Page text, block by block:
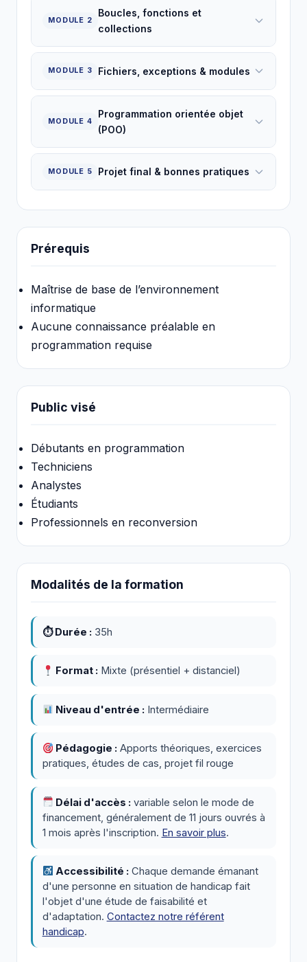
MODULE 2
Boucles, fonctions et
collections
MODULE 3 Fichiers, exceptions & modules
MODULE 4
Programmation orientée objet
(POO)
MODULE 5 Projet final & bonnes pratiques
Prérequis
Maîtrise de base de l’environnement
informatique
Aucune connaissance préalable en
programmation requise
Public visé
Débutants en programmation
Techniciens
Analystes
Étudiants
Professionnels en reconversion
Modalités de la formation
⏱ Durée : 35h
Format : Mixte (présentiel + distanciel)
Niveau d'entrée : Intermédiaire
Pédagogie : Apports théoriques, exercices
pratiques, études de cas, projet fil rouge
Délai d'accès : variable selon le mode de
financement, généralement de 11 jours ouvrés à
1 mois après l'inscription. En savoir plus.
Accessibilité : Chaque demande émanant
d'une personne en situation de handicap fait
l'objet d'une étude de faisabilité et
d'adaptation. Contactez notre référent
handicap.